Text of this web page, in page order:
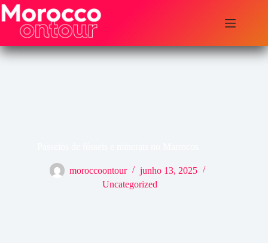
Pular
para
conteúdo
moroccoontour
junho 13, 2025
Uncategorized